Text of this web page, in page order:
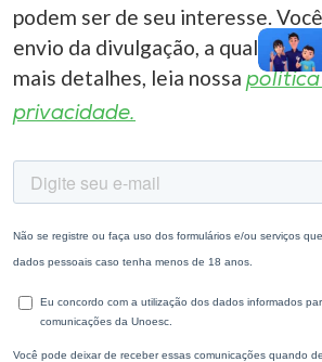
podem ser de seu interesse.
envio da divulgação, a qualquer
mais detalhes, leia nossa política
privacidade.